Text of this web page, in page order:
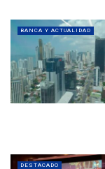
BANCA Y ACTUALIDAD
DESTACADO